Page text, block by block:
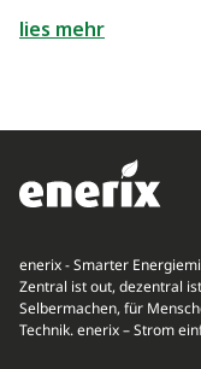
lies mehr
enerix - Smarter
Zentral ist out, dezentral
Selbermachen, für
Technik. enerix – Strom